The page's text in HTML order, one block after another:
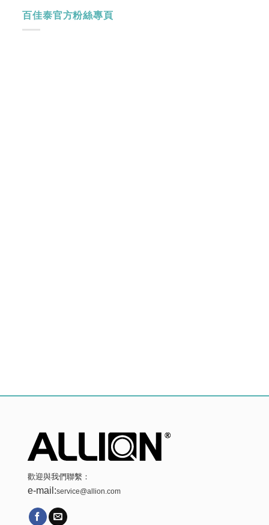
百佳泰官方粉絲專頁
歡迎與我們聯繫：
e-mail:service@allion.com